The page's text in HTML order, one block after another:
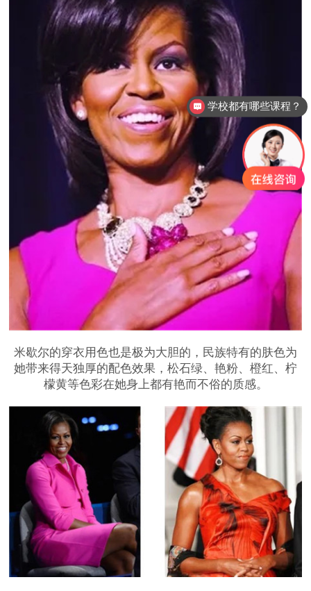
米歇尔的穿衣用色也是极为大胆的，民族特有的肤色为
她带来得天独厚的配色效果，松石绿、艳粉、橙红、柠
檬黄等色彩在她身上都有艳而不俗的质感。
学完课程颁发什么证书？